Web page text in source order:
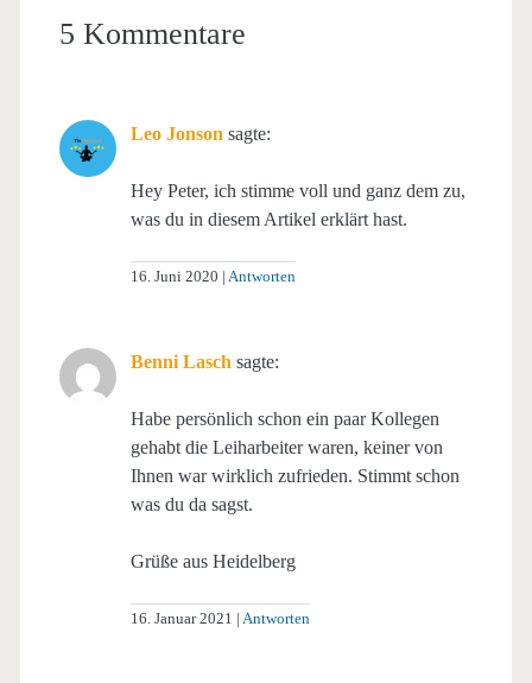
5 Kommentare
Leo Jonson sagte:
Hey Peter, ich stimme voll und ganz dem zu,
was du in diesem Artikel erklärt hast.
16. Juni 2020 Antworten
Benni Lasch sagte:
Habe persönlich schon ein paar Kollegen
gehabt die Leiharbeiter waren, keiner von
Ihnen war wirklich zufrieden. Stimmt schon
was du da sagst.
Grüße aus Heidelberg
16. Januar 2021 Antworten